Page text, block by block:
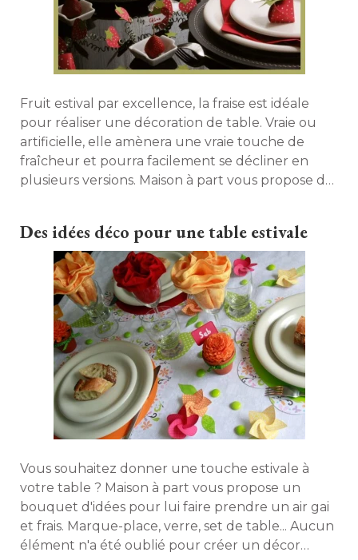
Fruit estival par excellence, la fraise est idéale
pour réaliser une décoration de table. Vraie ou
artificielle, elle amènera une vraie touche de
fraîcheur et pourra facilement se décliner en
plusieurs versions. Maison à part vous propose de
Des idées déco pour une table estivale
Vous souhaitez donner une touche estivale à
votre table ? Maison à part vous propose un
bouquet d'idées pour lui faire prendre un air gai
et frais. Marque-place, verre, set de table... Aucun
élément n'a été oublié pour créer un décor